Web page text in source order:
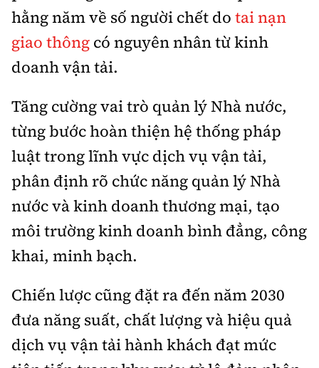
hằng năm về số người chết do tai nạn
giao thông có nguyên nhân từ kinh
doanh vận tải.
Tăng cường vai trò quản lý Nhà nước,
từng bước hoàn thiện hệ thống pháp
luật trong lĩnh vực dịch vụ vận tải,
phân định rõ chức năng quản lý Nhà
nước và kinh doanh thương mại, tạo
môi trường kinh doanh bình đẳng, công
khai, minh bạch.
Chiến lược cũng đặt ra đến năm 2030
đưa năng suất, chất lượng và hiệu quả
dịch vụ vận tải hành khách đạt mức